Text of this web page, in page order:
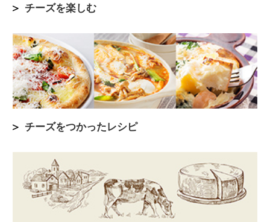
チーズを楽しむ
チーズをつかったレシピ